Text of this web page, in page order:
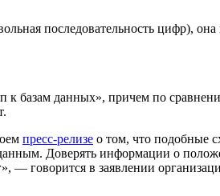
последовательность цифр),
к базам данных», причем по
пресс-релизе о том, что подобные
Доверять информации о
», — говорится в заявлении